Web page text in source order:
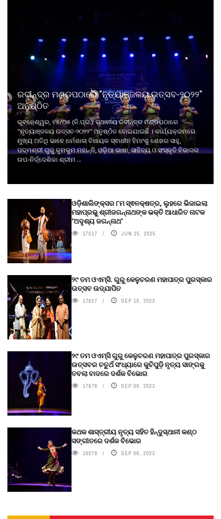
ରବୀନ୍ଦ୍ର ମଣ୍ଡପଠାରେ "ନୃତ୍ୟାଞ୍ଜଳୟ ଉତ୍ସବ-୨୦୨୨"
ଅନୁଷ୍ଠିତ
ଭୁବନେଶ୍ୱର, ୧୫/୦୫ (ନି.ପ୍ର.): ସ୍ଥାନୀୟ ରବୀନ୍ଦ୍ର ମଣ୍ଡପଠାରେ
"ନୃତ୍ୟାଞ୍ଜଳୟ ଉତ୍ସବ-୨୦୨୨" ଅନୁଷ୍ଠିତ ହୋଇଯାଇଛି । କାର୍ଯ୍ୟକ୍ରମରେ
ମୁଖ୍ୟ ଅତିଥି ଭାବେ ଧର୍ମଶାଳା ବିଧାୟକ ସ୍ଵାଧୀନ ହିମାଂଶୁ ଶେଖର ସାହୁ,
ପଦ୍ମଶ୍ରୀ ଗୁରୁ କୁମକୁମ ମହାନ୍ତି, ଓଡ଼ିଆ ଭାଷା, ସାହିତ୍ୟ ଓ ସଂସ୍କୃତି ବିଭାଗର
ଉପ-ନିର୍ଦ୍ଦେଶିକା ଶ୍ରୀମ ...
ଓଡ଼ିଶାଲିଙ୍କ୍ସର ୮ମ ସ୍ଵନକ୍ଷତ୍ର, ଲୁହରେ ଭିଜାଇଲା
ମହାପ୍ରଭୁ ଶ୍ରୀଜଗନ୍ନାଥଙ୍କ ଭକ୍ତି ଆଧାରିତ ନାଟକ
‘ଅଦୃଶ୍ୟ ଜଗନ୍ନାଥ‘
17017 JUN 25, 2025
୨୯ ତମ ଓଏମ୍‌ସି. ଗୁରୁ କେଳୁଚରଣ ମହାପାତ୍ର ପୁରସ୍କାର
ଉତ୍ସବ ଉଦ୍‍ଯାପିତ
17627 SEP 10, 2023
୨୯ ତମ ଓଏମ୍‌ସି ଗୁରୁ କେଳୁଚରଣ ମହାପାତ୍ର ପୁରସ୍କାର
ଉତ୍ସବର ଚତୁର୍ଥ ସଂଧ୍ୟାରେ କୁଚିପୁଡ଼ି ନୃତ୍ୟ ସାଙ୍ଗକୁ
ତବଲା ବାଦରେ ଦର୍ଶକ ବିଭୋର
17678 SEP 09, 2023
କଥକ ଶାସ୍ତ୍ରୀୟ ନୃତ୍ୟ ସହିତ ହିନ୍ଦୁସ୍ଥାନୀ କଣ୍ଠ
ସଙ୍ଗୀତରେ ଦର୍ଶକ ବିଭୋର
18079 SEP 06, 2023